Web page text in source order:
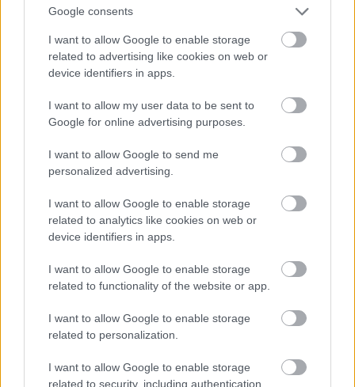
Google consents
I want to allow Google to enable storage
related to advertising like cookies on web or
device identifiers in apps.
I want to allow my user data to be sent to
Google for online advertising purposes.
I want to allow Google to send me
personalized advertising.
I want to allow Google to enable storage
related to analytics like cookies on web or
device identifiers in apps.
I want to allow Google to enable storage
related to functionality of the website or app.
I want to allow Google to enable storage
related to personalization.
I want to allow Google to enable storage
related to security, including authentication
Jön még kép!
Danics Dóra fekete estélyiben
Jön még kép!